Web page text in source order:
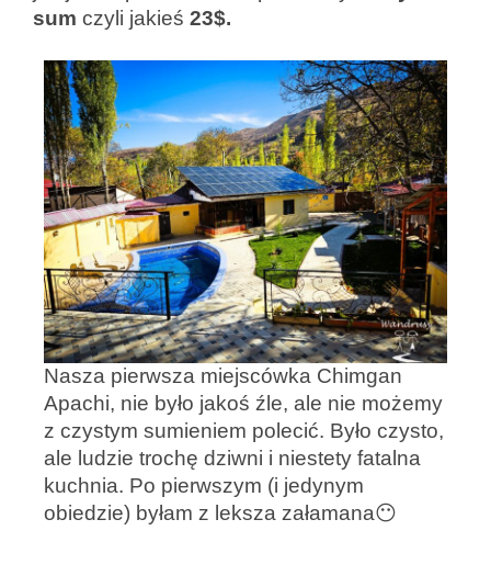
sum czyli jakieś 23$.
Nasza pierwsza miejscówka Chimgan
Apachi, nie było jakoś źle, ale nie możemy
z czystym sumieniem polecić. Było czysto,
ale ludzie trochę dziwni i niestety fatalna
kuchnia. Po pierwszym (i jedynym
obiedzie) byłam z leksza załamana😶